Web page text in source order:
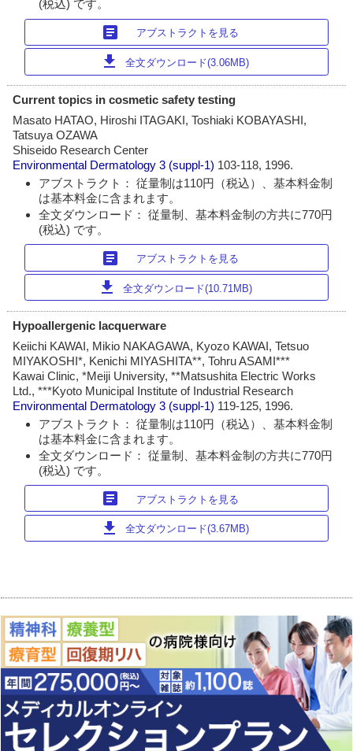
(税込) です。
article アブストラクトを見る
download 全文ダウンロード(3.06MB)
Current topics in cosmetic safety testing
Masato HATAO, Hiroshi ITAGAKI, Toshiaki KOBAYASHI,
Tatsuya OZAWA
Shiseido Research Center
Environmental Dermatology 3 (suppl-1) 103-118, 1996.
アブストラクト： 従量制は110円（税込）、基本料金制
は基本料金に含まれます。
全文ダウンロード： 従量制、基本料金制の方共に770円
(税込) です。
article アブストラクトを見る
download 全文ダウンロード(10.71MB)
Hypoallergenic lacquerware
Keiichi KAWAI, Mikio NAKAGAWA, Kyozo KAWAI, Tetsuo
MIYAKOSHI*, Kenichi MIYASHITA**, Tohru ASAMI***
Kawai Clinic, *Meiji University, **Matsushita Electric Works
Ltd., ***Kyoto Municipal Institute of Industrial Research
Environmental Dermatology 3 (suppl-1) 119-125, 1996.
アブストラクト： 従量制は110円（税込）、基本料金制
は基本料金に含まれます。
全文ダウンロード： 従量制、基本料金制の方共に770円
(税込) です。
article アブストラクトを見る
download 全文ダウンロード(3.67MB)